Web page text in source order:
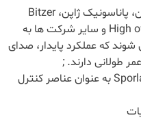
■ Danfoss دانمارک، Fusheng تایوان، پاناسونیک ژاپن، Bitzer
آلمان، Copeland آلمان، High of Shanghai و سایر شرکت ها به
که عملکرد پایدار، صدای
طولانی دارند. ;
■Danfoss پیشرفته، Emerson و Sporlan به عنوان عناصر کنترل